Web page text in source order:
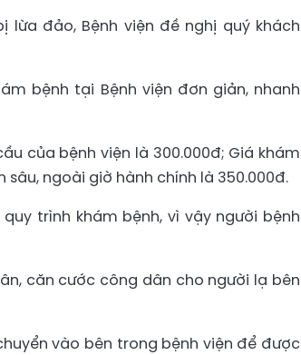
đảo, Bệnh viện đề nghị quý khách
bệnh tại Bệnh viện đơn giản, nhanh
của bệnh viện là 300.000đ; Giá khám
ngoài giờ hành chính là 350.000đ.
trình khám bệnh, vì vậy người bệnh
căn cước công dân cho người lạ bên
vào bên trong bệnh viện để được